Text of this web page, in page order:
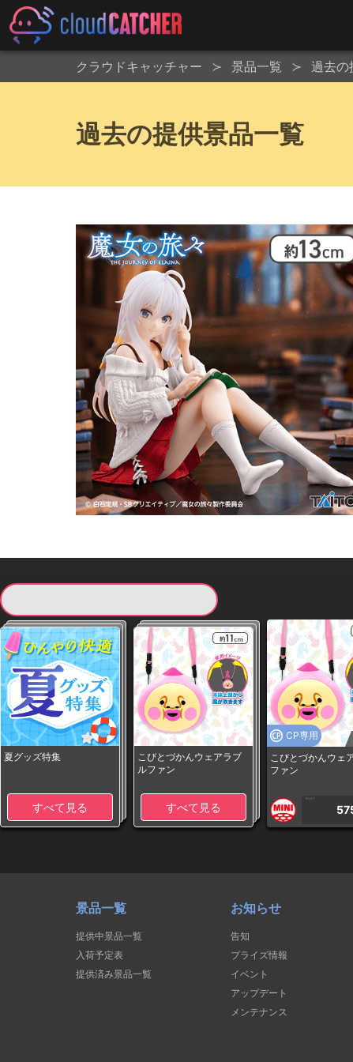
クラウドキャッチャー 景品一覧 過去の
過去の提供景品一覧
夏グッズ特集
すべて見る
こびとづかんウェアラブ
ルファン
すべて見る
CP専用
こびとづかんウェ
ファン
1PLAY
景品一覧
提供中景品一覧
入荷予定表
提供済み景品一覧
お知らせ
告知
プライズ情報
イベント
アップデート
メンテナンス